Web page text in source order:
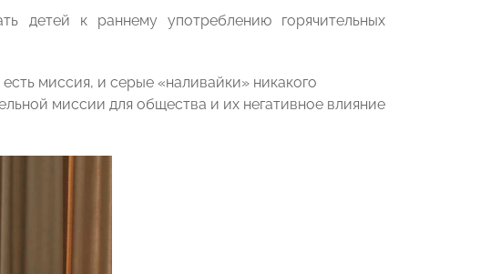
детей к раннему употреблению горячительных
миссия, и серые «наливайки» никакого
миссии для общества и их негативное влияние